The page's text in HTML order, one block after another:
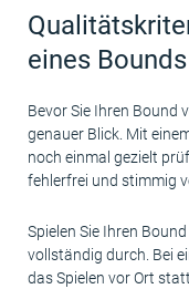
eines Bounds
Bevor Sie Ihren Bound
genauer Blick. Mit
noch einmal gezielt
fehlerfrei und stimmig
Spielen Sie Ihren
vollständig durch. Bei
das Spielen vor Ort